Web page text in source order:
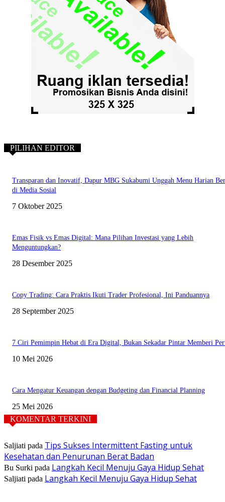
PILIHAN EDITOR
Transparan dan Inovatif, Dapur MBG Sukabumi Unggah Menu Harian
di Media Sosial
7 Oktober 2025
Emas Fisik vs Emas Digital: Mana Pilihan Investasi yang Lebih
Menguntungkan?
28 Desember 2025
Copy Trading: Cara Praktis Ikuti Trader Profesional, Ini Panduannya
28 September 2025
7 Ciri Pemimpin Hebat di Era Digital, Bukan Sekadar Pintar Memberi
10 Mei 2026
Cara Mengatur Keuangan dengan Budgeting dan Financial Planning
25 Mei 2026
KOMENTAR TERKINI
Saljiati pada Tips Sukses Intermittent Fasting untuk
Kesehatan dan Penurunan Berat Badan
Bu Surki pada Langkah Kecil Menuju Gaya Hidup Sehat
Saljiati pada Langkah Kecil Menuju Gaya Hidup Sehat